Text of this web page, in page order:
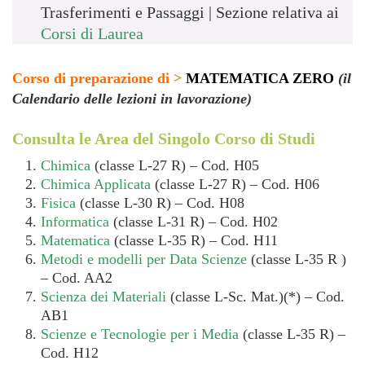
Trasferimenti e Passaggi | Sezione relativa ai
Corsi di Laurea
Corso di preparazione di > MATEMATICA ZERO (il
Calendario delle lezioni in lavorazione)
Consulta le Area del Singolo Corso di Studi
Chimica (classe L-27 R) – Cod. H05
Chimica Applicata (classe L-27 R) – Cod. H06
Fisica (classe L-30 R) – Cod. H08
Informatica (classe L-31 R) – Cod. H02
Matematica (classe L-35 R) – Cod. H11
Metodi e modelli per Data Scienze (classe L-35 R )
– Cod. AA2
Scienza dei Materiali (classe L-Sc. Mat.)(*) – Cod.
AB1
Scienze e Tecnologie per i Media (classe L-35 R) –
Cod. H12